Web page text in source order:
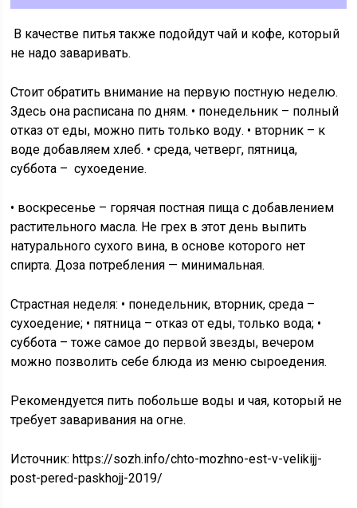
В качестве питья также подойдут чай и кофе, который
не надо заваривать.
Стоит обратить внимание на первую постную неделю.
Здесь она расписана по дням. • понедельник – полный
отказ от еды, можно пить только воду. • вторник – к
воде добавляем хлеб. • среда, четверг, пятница,
суббота – сухоедение.
• воскресенье – горячая постная пища с добавлением
растительного масла. Не грех в этот день выпить
натурального сухого вина, в основе которого нет
спирта. Доза потребления — минимальная.
Страстная неделя: • понедельник, вторник, среда –
сухоедение; • пятница – отказ от еды, только вода; •
суббота – тоже самое до первой звезды, вечером
можно позволить себе блюда из меню сыроедения.
Рекомендуется пить побольше воды и чая, который не
требует заваривания на огне.
Источник:https://sozh.info/chto-mozhno-est-v-velikijj-
post-pered-paskhojj-2019/